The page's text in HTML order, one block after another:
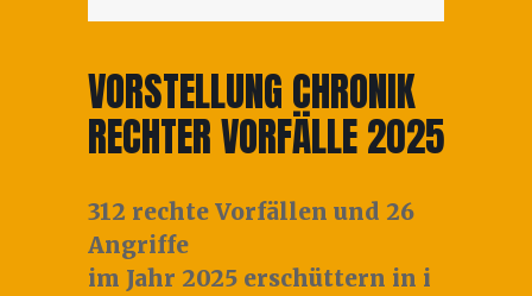
VORSTELLUNG CHRONIK
RECHTER VORFÄLLE 2025
312 rechte Vorfällen und 26
Angriffe
im Jahr 2025 erschüttern in i